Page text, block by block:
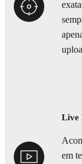
Live
em